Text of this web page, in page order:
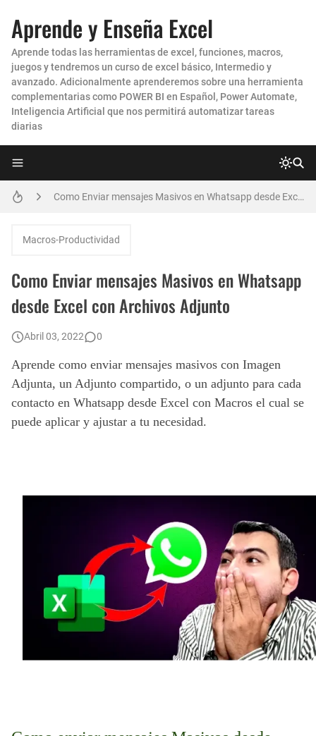
Aprende y Enseña Excel
Aprende todas las herramientas de excel, funciones, macros,
juegos y tendremos un curso de excel básico, Intermedio y
avanzado. Adicionalmente aprenderemos sobre una herramienta
complementarias como POWER BI en Español, Power Automate,
Inteligencia Artificial que nos permitirá automatizar tareas
diarias
Crea un Dashboard en Excel con ChatGPT en Minutos 🚀
Como realizar Combinación de Correspondencia entre EXCEL y POWERPOINT para generar CERTIFICADOS y DIPLOMAS MASIVOS
Cómo HACER un IMPRESIONANTE DASHBOARD en Excel para el CONTROL de las CUENTAS POR COBRAR CARTERA
Como Enviar mensajes Masivos en Whatsapp desde Excel con Archivos Adjunto
Macros-Productividad
Como Enviar mensajes Masivos en Whatsapp
desde Excel con Archivos Adjunto
Abril 03, 2022 0
Aprende como enviar mensajes masivos con Imagen
Adjunta, un Adjunto compartido, o un adjunto para cada
contacto en Whatsapp desde Excel con Macros el cual se
puede aplicar y ajustar a tu necesidad.